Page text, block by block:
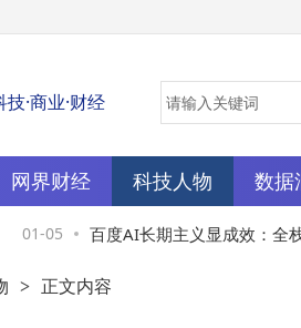
技·商业·财经
网界财经 科技人物 数据
01-05 百度AI长期主义显成效：全栈
多业务势能释放引领新未来
> 正文内容